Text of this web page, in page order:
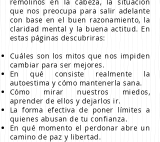
que nos preocupa para salir adelante
con base en el buen razonamiento, la
claridad mental y la buena actitud. En
estas páginas descubriras:
Cuáles son los mitos que nos impiden
cambiar para ser mejores.
En qué consiste realmente la
autoestima y cómo mantenerla sana.
Cómo mirar nuestros miedos,
aprender de ellos y dejarlos ir.
La forma efectiva de poner límites a
quienes abusan de tu confianza.
En qué momento el perdonar abre un
camino de paz y libertad.